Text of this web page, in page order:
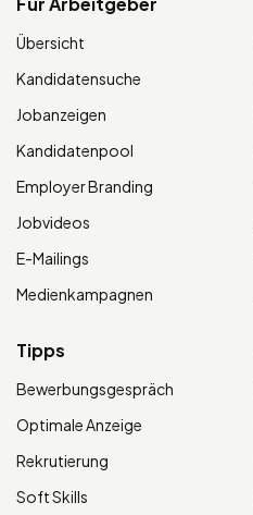
Übersicht
Kandidatensuche
Jobanzeigen
Kandidatenpool
Employer Branding
Jobvideos
E-Mailings
Medienkampagnen
Tipps
Bewerbungsgespräch
Optimale Anzeige
Rekrutierung
Soft Skills